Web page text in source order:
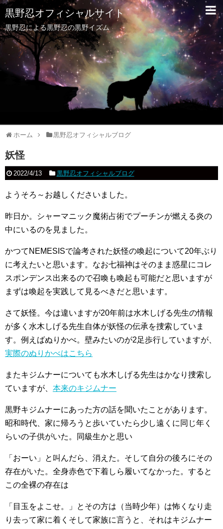
黒野忍オフィシャルサイト
黒野忍による黒野忍の黒野イズム
ホーム 黒野忍オフィシャルブログ
妖怪
2022/4/13 黒野忍オフィシャルブログ
ようそろ～お越しくださいました。
昨日か。シャーマニック魔術占術でプーチンが燃える炎の
中にいるのを見ました。
かつてNEMESISで論考された妖怪の喚起について20年ぶり
に考えたいと思います。なお七福神はそのまま惑星にコレ
スポンデンス出来るので召喚も喚起も可能だと思いますが
まずは喚起を実践して見るべきだと思います。
さて妖怪。今は違いますが20年前は水木しげる先生の情報
が多く水木しげる先生自体が妖怪の伝承を捜索していま
す。例えばぬりかべ。壁みたいのが2足歩行していますが、
実際のぬりかべはこちら
またキジムナーについても水木しげる先生はかなり捜索し
ていますが、 本来のキジムナー
黒野キジムナーにあった方の話を聞いたことがあります。
昭和時代、家に帰ろうと歩いていたら少し遠くに同じ年く
らいの子供がいた。同級生かと思い
「おーい」と叫んだら、消えた。そして自分の後ろにその
存在がいた。全身赤色で下着しら履いてなかった。すると
この全裸の存在は
「目玉をよこせ。」とその方は（当時少年）は怖くなり走
り去って家に着くそして家族に言うと、それはキジムナー